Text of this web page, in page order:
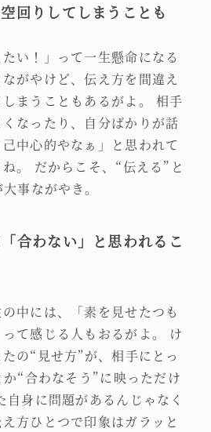
回りしてしまうことも
たい！」って一生懸命になる
がやけど、伝え方を間違え
まうこともあるがよ。 相手
なったり、自分ばかりが話
中心的やなぁ」と思われて
。 だからこそ、“伝える”と
事ながやき。
合わない」と思われるこ
中には、「素を見せたつも
て感じる人もおるがよ。 け
の“見せ方”が、相手にとっ
“合わなそう”に映っただけ
身に問題があるんじゃなく
方ひとつで印象はガラッと